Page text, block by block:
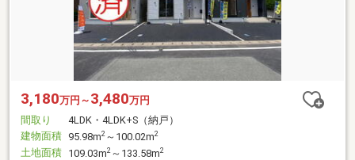
3,180万円～ 3,480万円
間取り
4LDK・4LDK+S（納戸）
建物面積 95.98m2 ～100.02m2
土地面積 109.03m2 ～133.58m2